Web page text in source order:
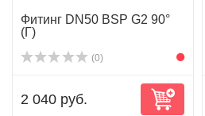
Фитинг DN50 BSP G2 90°
(Г)
(0)
2 040 руб.